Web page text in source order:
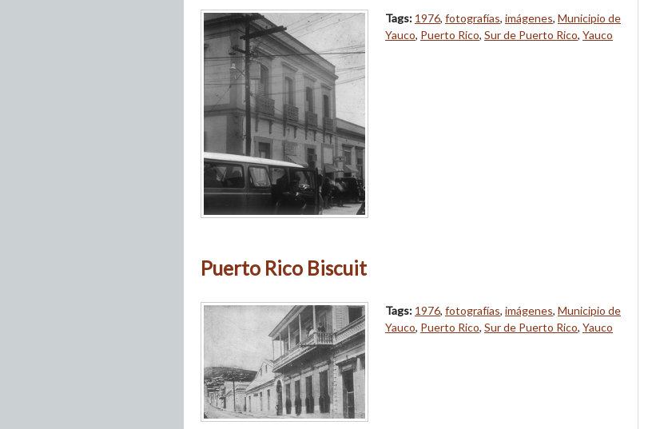
Tags: 1976, fotografías, imágenes, Municipio de
Yauco, Puerto Rico, Sur de Puerto Rico, Yauco
Puerto Rico Biscuit
Tags: 1976, fotografías, imágenes, Municipio de
Yauco, Puerto Rico, Sur de Puerto Rico, Yauco